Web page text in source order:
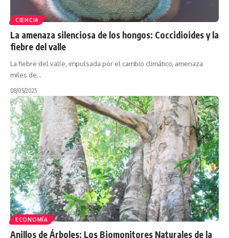
CIENCIA
La amenaza silenciosa de los hongos: Coccidioides y la
fiebre del valle
La fiebre del valle, impulsada por el cambio climático, amenaza
miles de…
08/05/2025
ECONOMÍA
Anillos de Árboles: Los Biomonitores Naturales de la